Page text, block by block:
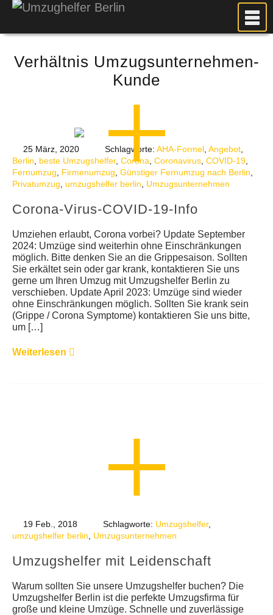
PREISE
ANFRAGE
FOTOS
WEITERE DIENSTLEISTUNGEN
AKTUELLES
BLOG
UMZUGSKOSTEN RECHNER
KUNDENMEINUNGEN
Verhältnis Umzugsunternehmen-
Kunde
25 März, 2020 Schlagworte: AHA-Formel Angebot
Berlin
beste Umzugshelfer, Corona Coronavirus COVID-19
Fernumzug
Firmenumzug Günstiger Fernumzug nach Berlin
Privatumzug umzugshelfer berlin Umzugsunternehmen
Corona-Virus-COVID-19-Info
Umziehen erlaubt, Corona vorbei? Update September
2024: Umzüge sind weiterhin ohne Einschränkungen
möglich. Bitte denken Sie an die Grippesaison. Sollten
Sie erkältet sein oder gar krank, kontaktieren Sie uns
gerne um Ihren Umzug mit Umzugshelfer Berlin zu
verschieben. Update April 2023: Umzüge sind wieder
ohne Einschränkungen möglich. Sollten Sie krank sein
(Grippe / Corona Symptome) kontaktieren Sie uns bitte,
um […]
Weiterlesen
19 Feb., 2018 Schlagworte: Umzugshelfer,
umzugshelfer berlin
Umzugsunternehmen
Umzugshelfer mit Leidenschaft
Warum sollten Sie unsere Umzugshelfer buchen? Die
Umzugshelfer Berlin ist die perfekte Umzugsfirma für
große und kleine Umzüge. Schnelle und zuverlässige